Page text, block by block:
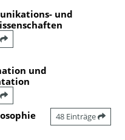
und
und
48 Einträge